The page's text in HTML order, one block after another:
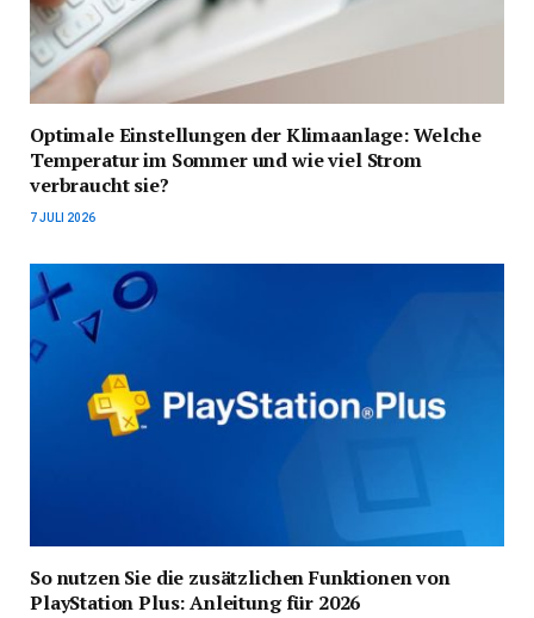
Optimale Einstellungen der Klimaanlage: Welche
Temperatur im Sommer und wie viel Strom
verbraucht sie?
7 JULI 2026
So nutzen Sie die zusätzlichen Funktionen von
PlayStation Plus: Anleitung für 2026